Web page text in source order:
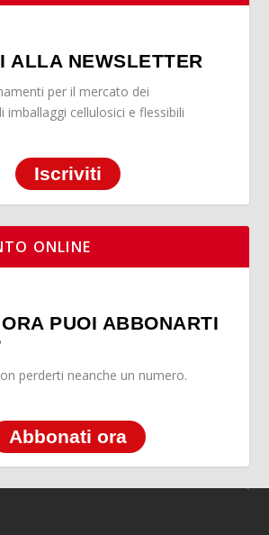
ALLA NEWSLETTER
per il mercato dei
cellulosici e flessibili
Iscriviti
ONLINE
PUOI ABBONARTI
perderti neanche un numero.
Abbonati ora